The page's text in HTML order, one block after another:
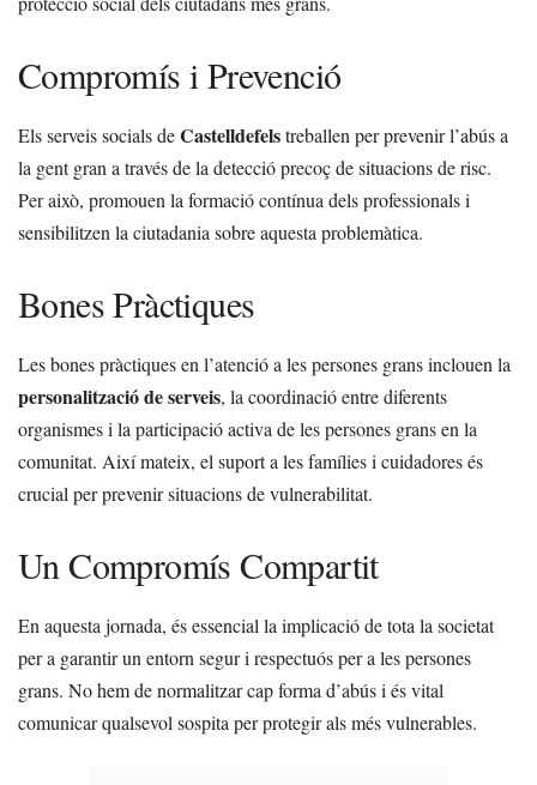
Compromís i Prevenció
Els serveis socials deCastelldefelstreballen per prevenir l’abús a
la gent gran a través de la detecció precoç de situacions de risc.
Per això, promouen la formació contínua dels professionals i
sensibilitzen la ciutadania sobre aquesta problemàtica.
Bones Pràctiques
Les bones pràctiques en l’atenció a les persones grans inclouen la
personalització de serveis, la coordinació entre diferents
organismes i la participació activa de les persones grans en la
comunitat. Així mateix, el suport a les famílies i cuidadores és
crucial per prevenir situacions de vulnerabilitat.
Un Compromís Compartit
En aquesta jornada, és essencial la implicació de tota la societat
per a garantir un entorn segur i respectuós per a les persones
grans. No hem de normalitzar cap forma d’abús i és vital
comunicar qualsevol sospita per protegir als més vulnerables.